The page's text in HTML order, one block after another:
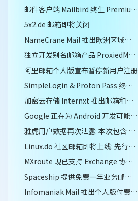
邮件客户端 Mailbird 终生 Premium 许可并附带终身更新仅需 US$69.99
5x2.de 邮箱即将关闭
NameCrane Mail 推出欧洲区域和 FTPS & SFTP 支持
独立开发别名邮箱产品 ProxiedMail 提供终身套餐
阿里邮箱个人版宣布暂停新用户注册
SimpleLogin & Proton Pass 终身订阅捆绑包回归
加密云存储 Internxt 推出邮箱和会议功能, 但是却将老用户排除在外
Google 正在为 Android 开发可能是 Gmail 的随机邮箱别名功能
雅虎用户数据再次泄露: 本次包含 60 万个邮箱账户
Linux.do 社区邮箱即将上线: 先行评测现已公开
MXroute 现已支持 Exchange 协议登录和同步
Spaceship 提供免费一年业务邮箱 Spacemail 体验
Infomaniak Mail 推出个人版付费计划 My kSuite+